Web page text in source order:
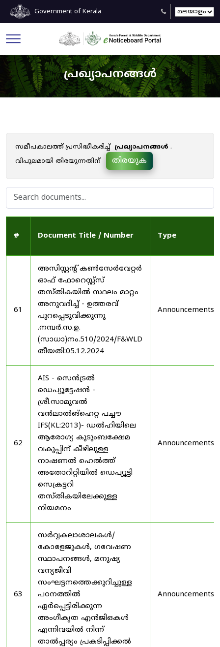
Government of Kerala
പ്രഖ്യാപനങ്ങൾ
സമീപകാലത്ത് പ്രസിദ്ധീകരിച്ച് പ്രഖ്യാപനങ്ങൾ .
വിപുലമായി തിരയുന്നതിന്
തിരയുക
# Document Title / Number Type
61
അസിസ്റ്റന്റ് കൺസേർവേറ്റർ
ഓഫ് ഫോറെസ്റ്റ്സ്
തസ്തികയിൽ സ്ഥലം മാറ്റം
അനുവദിച്ച് - ഉത്തരവ്
പുറപ്പെടുവിക്കുന്നു
.നമ്പർ.സ.ഉ.
(സാധാ)നം.510/2024/F&WLD
തീയതി:05.12.2024
Announcements
62
AIS - സെൻട്രൽ
ഡെപ്യൂട്ടേഷൻ -
ശ്രീ.സാമുവൽ
വൻലാൽങ്‌ഹെറ്റ പച്ചൗ
IFS(KL:2013)- ഡൽഹിയിലെ
ആരോഗ്യ കുടുംബക്ഷേമ
വകുപ്പിന് കീഴിലുള്ള
നാഷണൽ ഹെൽത്ത്
അതോറിറ്റിയിൽ ഡെപ്യൂട്ടി
സെക്രട്ടറി
തസ്തികയിലേക്കുള്ള
നിയമനം
Announcements
63
സർവ്വകലാശാലകൾ/
കോളേജുകൾ, ഗവേഷണ
സ്ഥാപനങ്ങൾ, മനുഷ്യ
വന്യജീവി
സംഘട്ടനത്തെക്കുറിച്ചുള്ള
പഠനത്തിൽ
ഏർപ്പെട്ടിരിക്കുന്ന
അംഗീകൃത എൻജിഒകൾ
എന്നിവയിൽ നിന്ന്
താൽപ്പര്യം പ്രകടിപ്പിക്കൽ
Announcements